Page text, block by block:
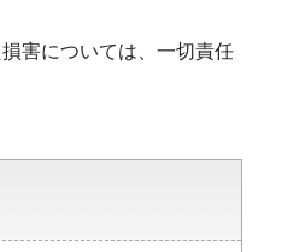
害については、一切責任